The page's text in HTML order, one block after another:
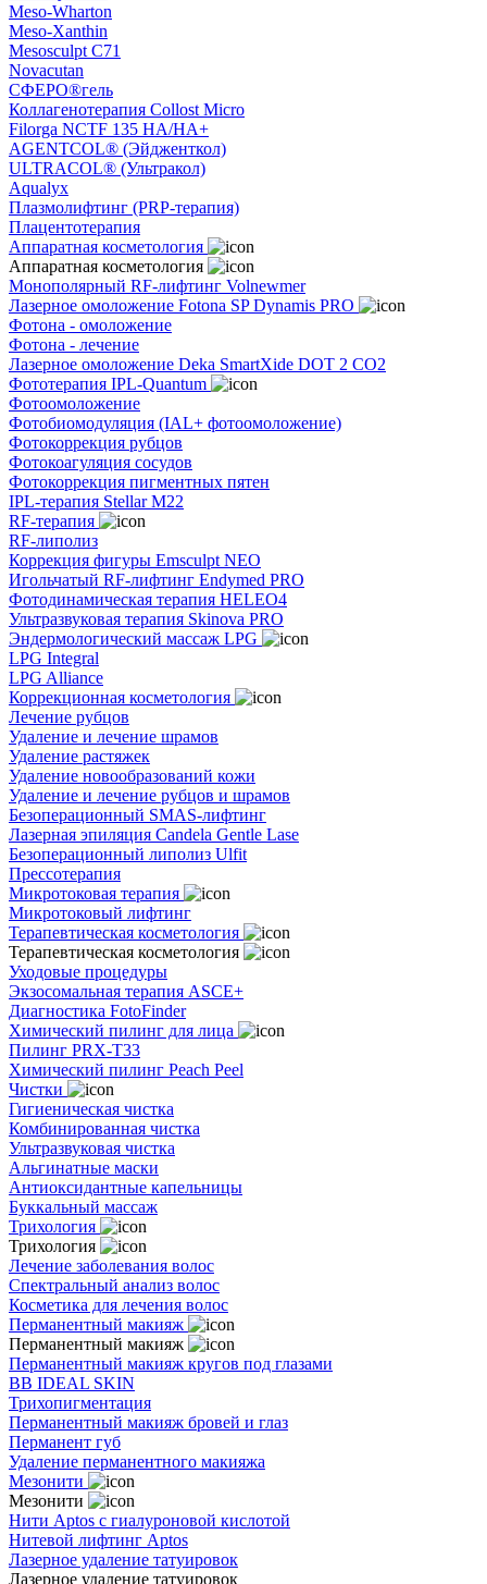
Meso-Wharton
Meso-Xanthin
Mesosculpt C71
Novacutan
СФЕРО®гель
Коллагенотерапия Collost Micro
Filorga NCTF 135 HA/HA+
AGENTCOL® (Эйдженткол)
ULTRACOL® (Ультракол)
Aqualyx
Плазмолифтинг (PRP-терапия)
Плацентотерапия
Аппаратная косметология
Аппаратная косметология
Монополярный RF-лифтинг Volnewmer
Лазерное омоложение Fotona SP Dynamis PRO
Фотона - омоложение
Фотона - лечение
Лазерное омоложение Deka SmartXide DOT 2 CO2
Фототерапия IPL-Quantum
Фотоомоложение
Фотобиомодуляция (IAL+ фотоомоложение)
Фотокоррекция рубцов
Фотокоагуляция сосудов
Фотокоррекция пигментных пятен
IPL-терапия Stellar M22
RF-терапия
RF-липолиз
Коррекция фигуры Emsculpt NEO
Игольчатый RF-лифтинг Endymed PRO
Фотодинамическая терапия HELEO4
Ультразвуковая терапия Skinova PRO
Эндермологический массаж LPG
LPG Integral
LPG Alliance
Коррекционная косметология
Лечение рубцов
Удаление и лечение шрамов
Удаление растяжек
Удаление новообразований кожи
Удаление и лечение рубцов и шрамов
Безоперационный SMAS-лифтинг
Лазерная эпиляция Candela Gentle Lase
Безоперационный липолиз Ulfit
Прессотерапия
Микротоковая терапия
Микротоковый лифтинг
Терапевтическая косметология
Терапевтическая косметология
Уходовые процедуры
Экзосомальная терапия ASCE+
Диагностика FotoFinder
Химический пилинг для лица
Пилинг PRX-T33
Химический пилинг Peach Peel
Чистки
Гигиеническая чистка
Комбинированная чистка
Ультразвуковая чистка
Альгинатные маски
Антиоксидантные капельницы
Буккальный массаж
Трихология
Трихология
Лечение заболевания волос
Спектральный анализ волос
Косметика для лечения волос
Перманентный макияж
Перманентный макияж
Перманентный макияж кругов под глазами
BB IDEAL SKIN
Трихопигментация
Перманентный макияж бровей и глаз
Перманент губ
Удаление перманентного макияжа
Мезонити
Мезонити
Нити Aptos с гиалуроновой кислотой
Нитевой лифтинг Aptos
Лазерное удаление татуировок
Лазерное удаление татуировок